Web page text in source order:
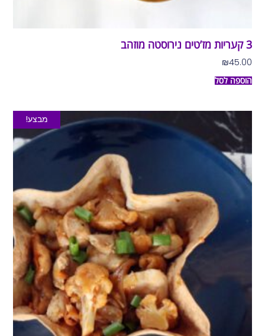
3 קעריות מז’טים נירוסטה מוזהב
₪45.00
הוספה לסל
מבצע!